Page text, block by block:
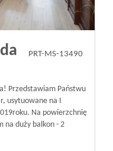
PRT-MS-13490
Przedstawiam Państwu
usytuowane na I
Na powierzchnię
na duży balkon - 2